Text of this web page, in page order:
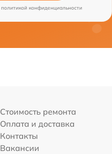
политикой конфиденциальности
Стоимость ремонта
Оплата и доставка
Контакты
Вакансии